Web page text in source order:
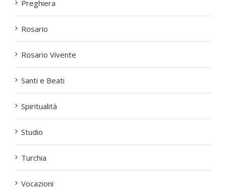
Preghiera
Rosario
Rosario Vivente
Santi e Beati
Spiritualità
Studio
Turchia
Vocazioni